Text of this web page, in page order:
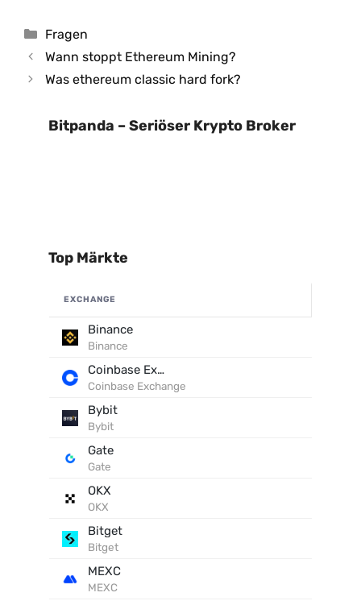
Kategorien
Fragen
Wann stoppt Ethereum Mining?
Was ethereum classic hard fork?
Bitpanda – Seriöser Krypto Broker
Top Märkte
EXCHANGE
Binance
Binance
Coinbase Exchange
Coinbase Exchange
Bybit
Bybit
Gate
Gate
OKX
OKX
Bitget
Bitget
MEXC
MEXC